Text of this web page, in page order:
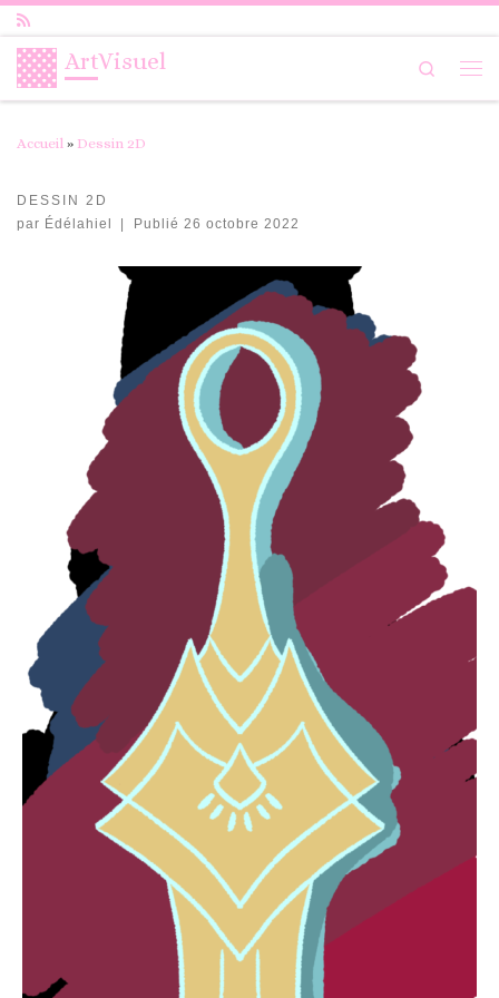
ArtVisuel
Search
Accueil » Dessin 2D
DESSIN 2D
par Édélahiel | Publié 26 octobre 2022